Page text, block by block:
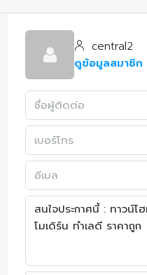
central2
ดูข้อมูลสมาชิก